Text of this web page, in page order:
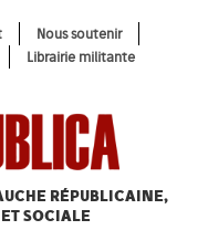
Nous soutenir
Librairie militante
RÉPUBLICAINE,
SOCIALE